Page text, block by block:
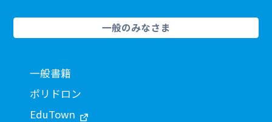
一般のみなさま
一般書籍
ポリドロン
EduTown